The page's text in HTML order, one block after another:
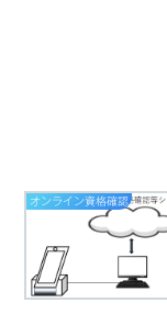
オンライン資格確認